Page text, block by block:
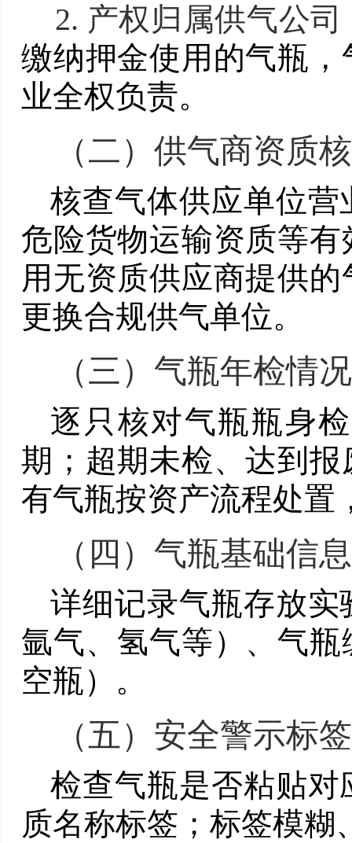
2. 产权归属供气公
缴纳押金使用的气瓶
业全权负责。
（二） 供气商资质
核查气体供应单位
危险货物运输资质等
用无资质供应商提供
更换合规供气单位。
（三） 气瓶年检情
逐只核对气瓶瓶身
期；超期未检、达到
有气瓶按资产流程处置
（四） 气瓶基础信
详细记录气瓶存放
氩气、氢气等）、气
空瓶）。
（五） 安全警示标
检查气瓶是否粘贴
质名称标签；标签模糊